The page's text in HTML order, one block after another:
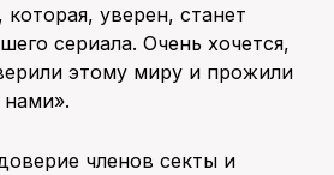
уверен, станет
сериала. Очень хочется,
этому миру и прожили
членов секты и